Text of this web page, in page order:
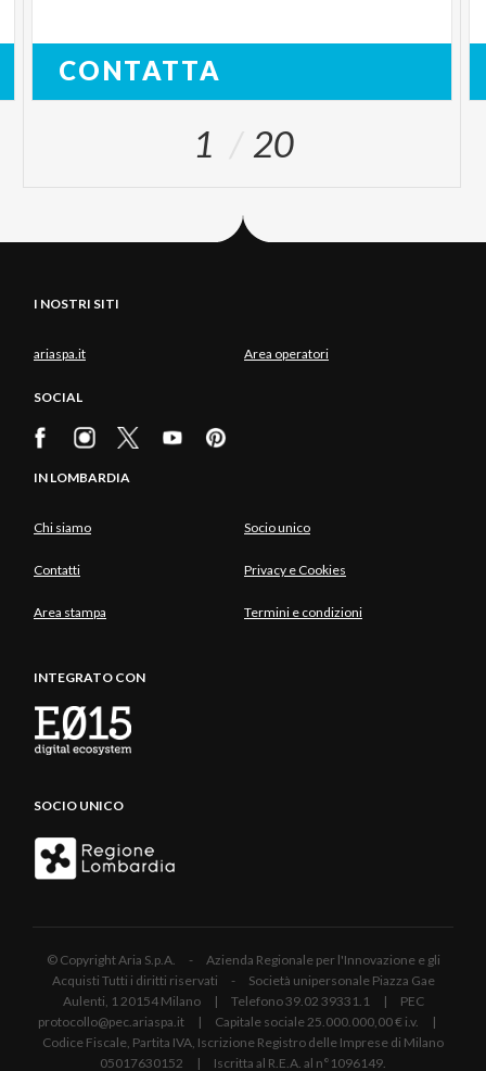
CONTATTA
1 20
I NOSTRI SITI
ariaspa.it Area operatori
SOCIAL
IN LOMBARDIA
Chi siamo Socio unico
Contatti Privacy e Cookies
Area stampa Termini e condizioni
INTEGRATO CON
SOCIO UNICO
© Copyright Aria S.p.A. - Azienda Regionale per l'Innovazione e gli
Acquisti Tutti i diritti riservati - Società unipersonale Piazza Gae
Aulenti, 1 20154 Milano | Telefono 39.02 39331.1 | PEC
protocollo@pec.ariaspa.it | Capitale sociale 25.000.000,00 € i.v. |
Codice Fiscale, Partita IVA, Iscrizione Registro delle Imprese di Milano
05017630152 | Iscritta al R.E.A. al n°1096149.